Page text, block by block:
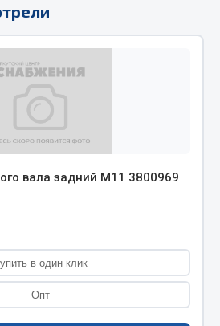
ещё
вала задний M11 3800969
в один клик
Опт